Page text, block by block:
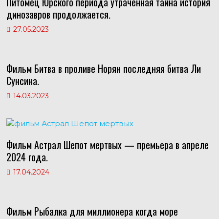
динозавров продолжается.
27.05.2023
Фильм Битва в проливе Норян последняя битва Ли
Сунсина.
14.03.2023
Фильм Астрал Шепот мертвых — премьера в апреле
2024 года.
17.04.2024
Фильм Рыбалка для миллионера когда море